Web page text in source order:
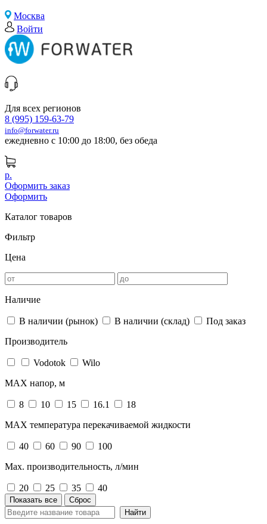
Москва
Войти
Для всех регионов
8 (995) 159-63-79
info@forwater.ru
ежедневно с 10:00 до 18:00, без обеда
р.
Оформить заказ
Оформить
Каталог товаров
Фильтр
Цена
Наличие
В наличии (рынок) В наличии (склад)
Под заказ
Производитель
Vodotok
Wilo
MAX напор, м
8 10 15 16.1
18
MAX температура перекачиваемой жидкости
40 60 90
100
Max. производительность, л/мин
20 25 35 40
Показать все Сброс